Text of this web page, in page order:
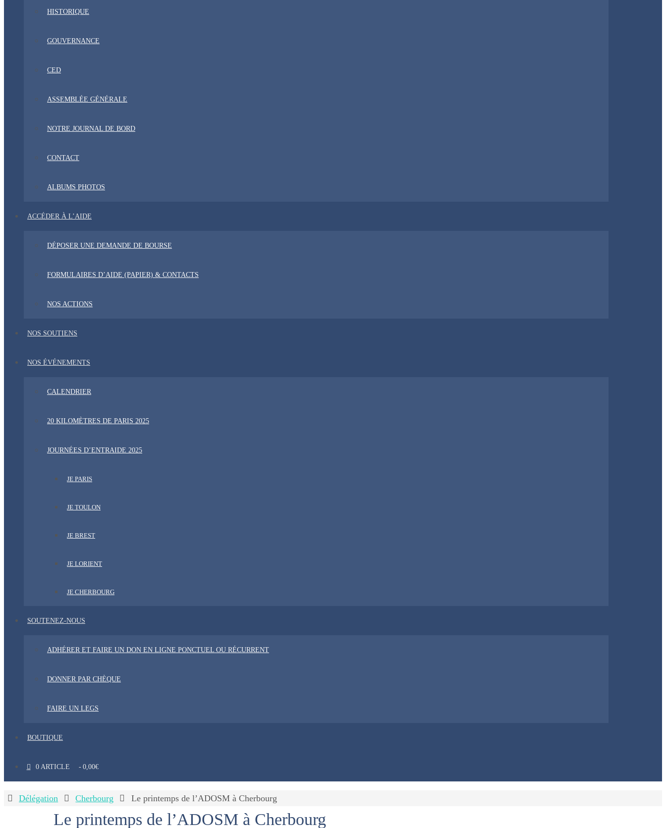
HISTORIQUE
GOUVERNANCE
CED
ASSEMBLÉE GÉNÉRALE
NOTRE JOURNAL DE BORD
CONTACT
ALBUMS PHOTOS
ACCÉDER À L’AIDE
DÉPOSER UNE DEMANDE DE BOURSE
FORMULAIRES D’AIDE (PAPIER) & CONTACTS
NOS ACTIONS
NOS SOUTIENS
NOS ÉVÉNEMENTS
CALENDRIER
20 KILOMÈTRES DE PARIS 2025
JOURNÉES D’ENTRAIDE 2025
JE PARIS
JE TOULON
JE BREST
JE LORIENT
JE CHERBOURG
SOUTENEZ-NOUS
ADHÉRER ET FAIRE UN DON EN LIGNE PONCTUEL OU RÉCURRENT
DONNER PAR CHÈQUE
FAIRE UN LEGS
BOUTIQUE
0 ARTICLE 0,00€
HomeDélégation Cherbourg Le printemps de l’ADOSM à Cherbourg
Le printemps de l’ADOSM à Cherbourg